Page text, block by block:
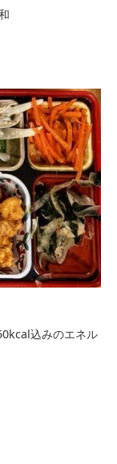
込みのエネル